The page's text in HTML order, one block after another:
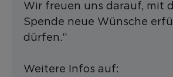
Wir freuen uns darauf, mit
Spende neue Wünsche
dürfen.“
Weitere Infos auf: